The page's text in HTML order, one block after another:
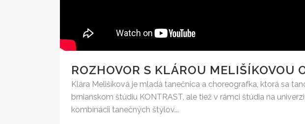
ROZHOVOR S KLÁROU MELIŠÍKOVOU
Klára Melišíková je mladá tanečnica a choreografka, ktorá sa
brnianskom štúdiu KONTRAST, ale tiež v rámci štúdia na
kombinácii tanečných štýlov...